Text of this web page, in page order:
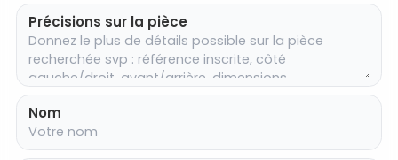
Précisions sur la pièce
Nom